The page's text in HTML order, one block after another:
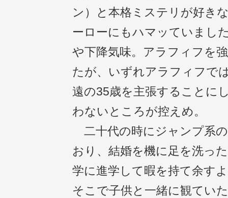
ン）と本格ミステリが好き
ーローにもハマッていまし
や下降気味。アラフィフを
たが、いずれアラフィフで
遠の35歳を主張することに
わないところが控えめ。
二十代の時にジャンプ系
おり、結婚を機に足を洗っ
学に進学して暇を持て余す
そこで子供と一緒に観てい